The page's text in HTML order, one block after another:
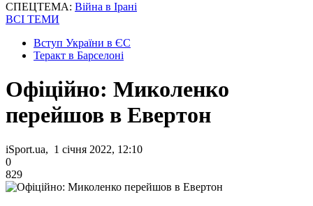
СПЕЦТЕМА: Війна в Ірані
ВСІ ТЕМИ
Вступ України в ЄС
Теракт в Барселоні
Офіційно: Миколенко
перейшов в Евертон
iSport.ua, 1 січня 2022, 12:10
0
829